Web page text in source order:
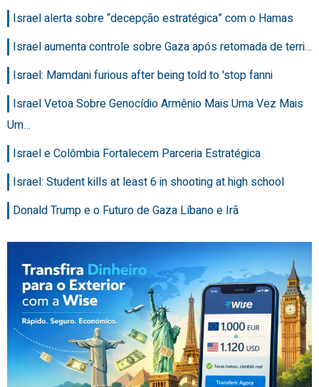
Israel alerta sobre “decepção estratégica” com o Hamas
Israel aumenta controle sobre Gaza após retomada de terri…
Israel: Mamdani furious after being told to 'stop fanni
Israel Vetoa Sobre Genocídio Armênio Mais Uma Vez Mais
Um…
Israel e Colômbia Fortalecem Parceria Estratégica
Israel: Student kills at least 6 in shooting at high school
Donald Trump e o Futuro de Gaza Líbano e Irã